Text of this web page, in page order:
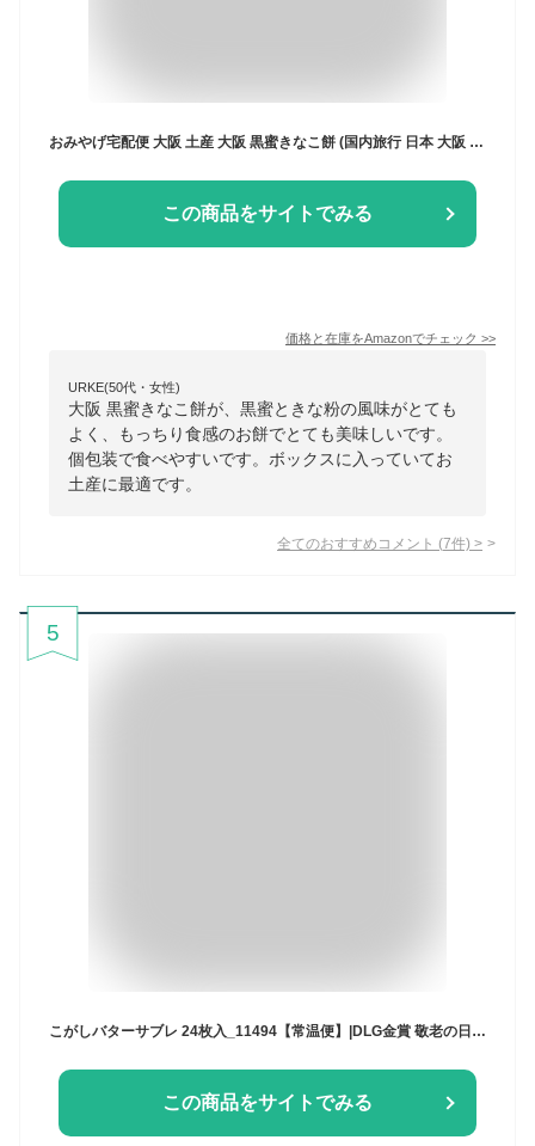
おみやげ宅配便 大阪 土産 大阪 黒蜜きなこ餅 (国内旅行 日本 大阪 お土産）
この商品をサイトでみる
価格と在庫をAmazonでチェック >>
URKE(50代・女性)
大阪 黒蜜きなこ餅が、黒蜜ときな粉の風味がとても
よく、もっちり食感のお餅でとても美味しいです。
個包装で食べやすいです。ボックスに入っていてお
土産に最適です。
全てのおすすめコメント (7件) >
5
こがしバターサブレ 24枚入_11494【常温便】|DLG金賞 敬老の日 母の日 スイーツ プレゼント 喜ばれる 喜ぶ 焦がしバター こがしバター サブレ クッキー ギフト お菓子 洋菓子 父の日 内祝い 御祝い おいしい 大阪 お土産 大阪土産 詰め合わせ 詰合せ 個包装 レモン
この商品をサイトでみる